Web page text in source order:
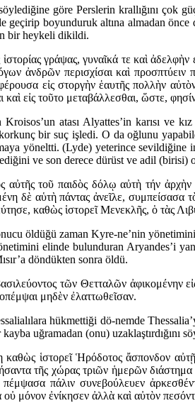
göre Perslerin krallığını çok
geçirip boyunduruk altına almadan
bir heykeli dikildi.
γράψας, γυναῖκά τε καὶ
ἀνδρῶν περισχίσαι καὶ
εἰς στοργὴν ἑαυτῆς πολλὴν
εἰς τοῦτο μεταβάλλεσθαι, ὥστε,
atası Alyattes’in karısı ve
bir suç işledi. O da oğlunu
yöneltti. (Lyde) yeterince sevildiğine
ve son derece dürüst ve adil (birisi)
τοῦ παιδὸς δόλῳ αὐτὴ τήν
δὲ αὑτὴ πάντας ἀνεῖλε,
καθὼς ἱστορεῖ Μενεκλῆς, ὁ τὰς
öldüğü zaman Kyre-ne’nin
elinde bulunduran Aryandes’i
döndükten sonra öldü.
τῶν Θετταλῶν ἀφικομένην
μηδὲν ἐλαττωθεῖσαν.
hükmettiği dö-nemde
kayba uğramadan (onu) uzaklaştırdığını
ἱστορεῖ Ἡρόδοτος ἄσπονδον
τῆς χώρας τριῶν ἡμερῶν
πάλιν συνεβούλευεν
μόνον ἐνίκησεν ἀλλὰ καὶ αὐτὸν